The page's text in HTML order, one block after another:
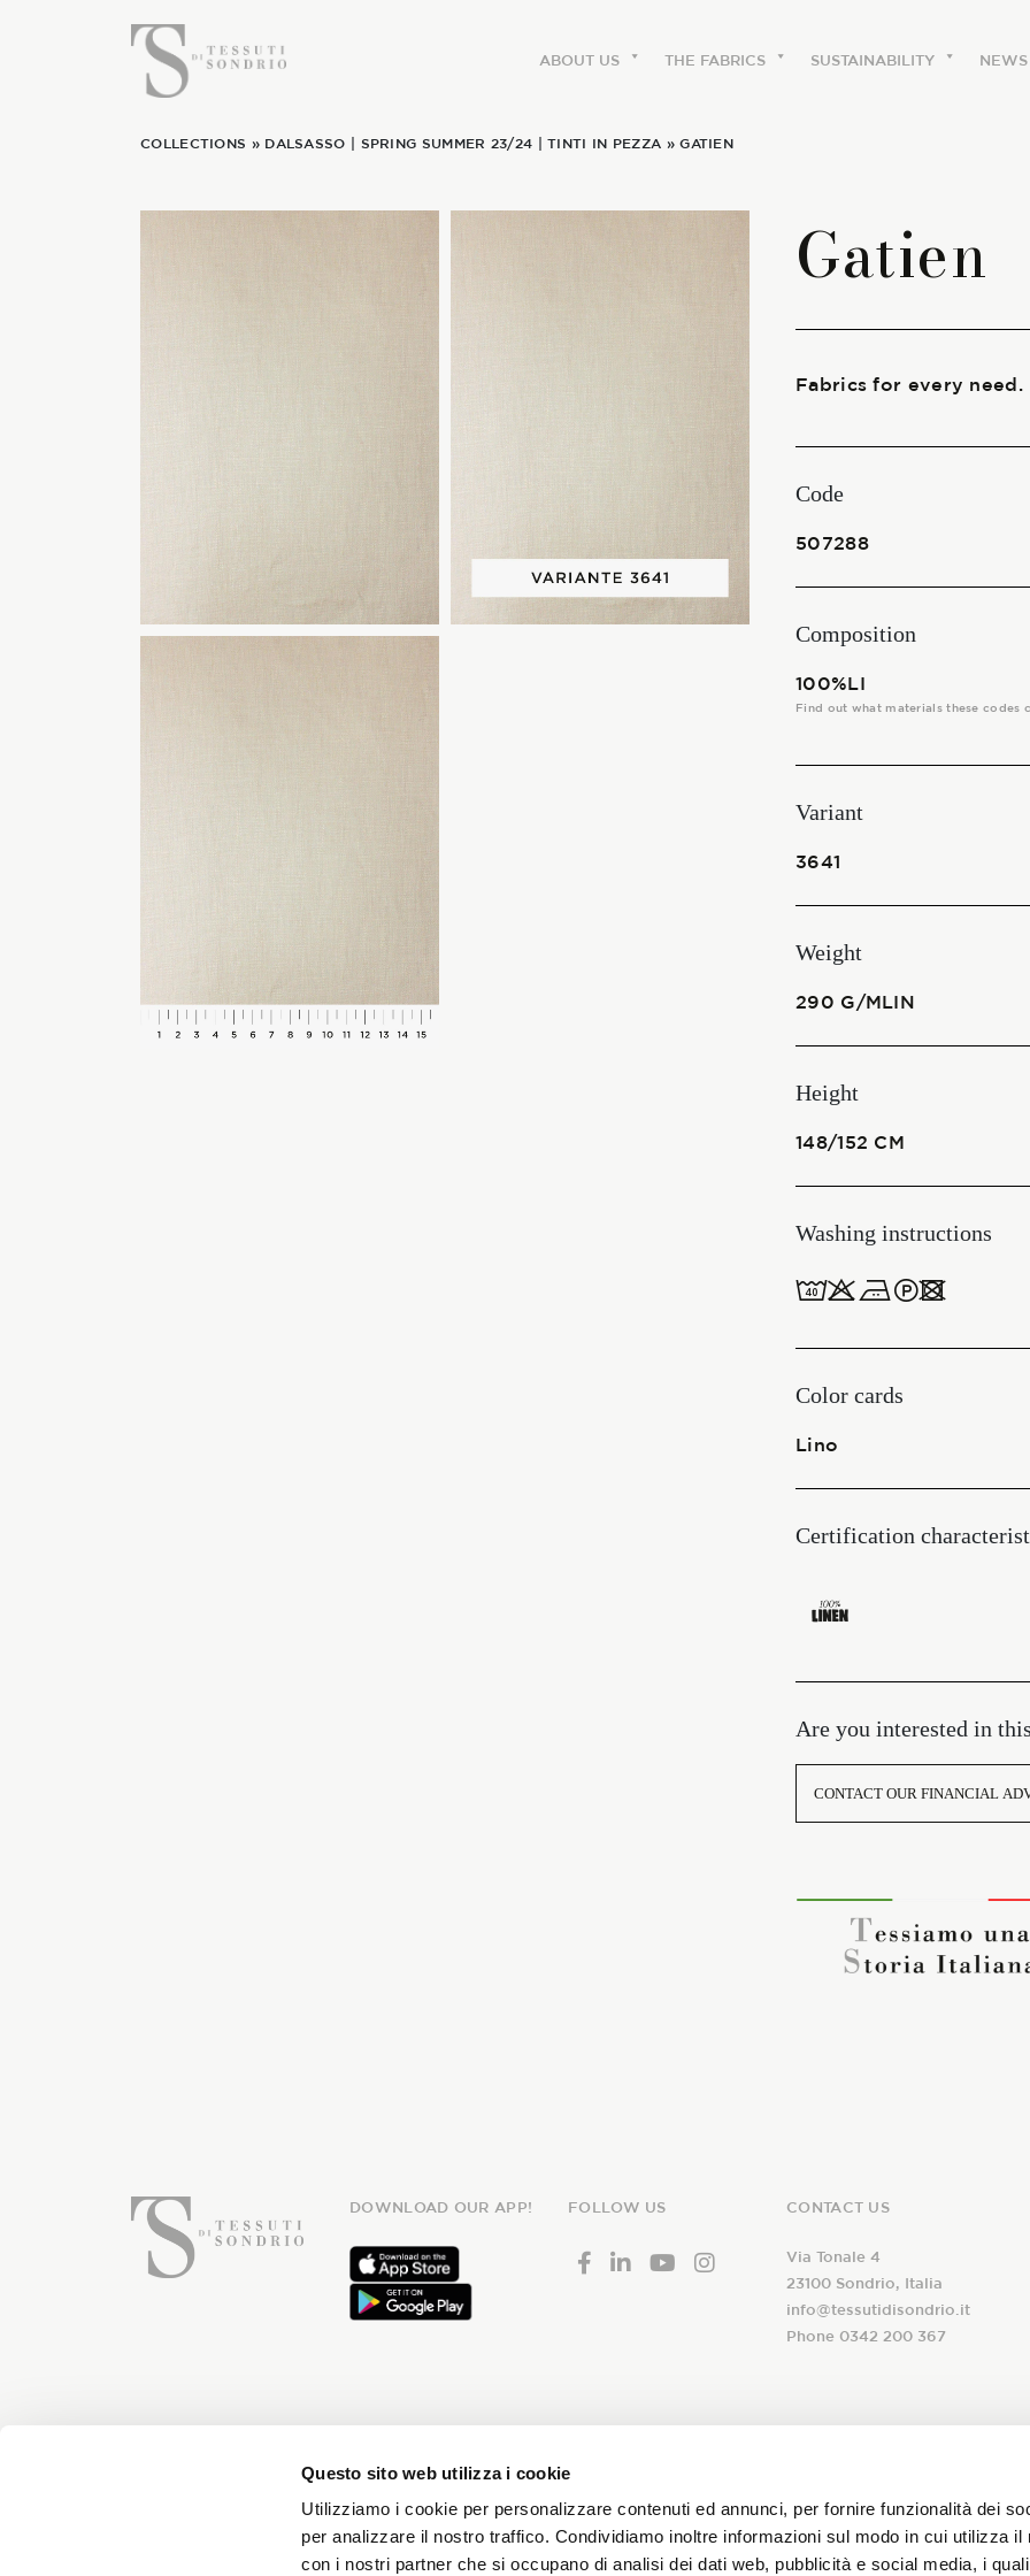
Questo sito web utilizza i cookie
Utilizziamo i cookie per personalizzare contenuti ed annunci, per fornire funzionalità dei
per analizzare il nostro traffico. Condividiamo inoltre informazioni sul modo in cui utilizza il
con i nostri partner che si occupano di analisi dei dati web, pubblicità e social media, i
ABOUT US THE FABRICS SUSTAINABILITY NEWS
COLLECTIONS » DALSASSO SPRING SUMMER 23/24 |TINTI IN PEZZA » GATIEN
Gatien
Fabrics for every need.
Code
507288
Composition
100%LI
Find out what materials these codes
Variant
3641
Weight
290 G/MLIN
Height
148/152 CM
Washing instructions
8obWd
Color cards
Lino
Certification
Are you interested in
CONTACT OUR FINANCIAL
DOWNLOAD OUR APP! FOLLOW US CONTACT US
Via Tonale 4
23100 Sondrio, Italia
info@tessutidisondrio.it
Phone 0342 200 367
Subscribe to our
newsletter!
I declare that I have read
consent to the treatment
subscription to the Tessuti
ENGLISH
The labels
Our history
Work with us
THE FABRICS
The season Fall/Winter
The season Spring/Summer
SUSTAINABILITY
Heart for Earth
UpCycle
Certifications
CONTACT US